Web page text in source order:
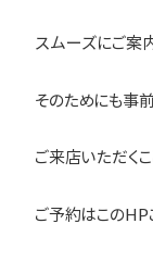
スムーズにご案
そのためにも事
ご来店いただく
ご予約はこのHP